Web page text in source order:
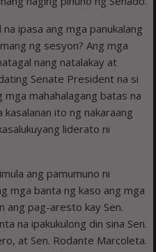
ipasa ang mga panukalang
ng sesyon? Ang mga
nang natalakay at
Senate President na si
mahahalagang batas na
kasalanan ito ng nakaraang
liderato ni
ang pamumuno ni
mga banta ng kaso ang mga
ang pag-aresto kay Sen.
na ipakukulong din sina Sen.
at Sen. Rodante Marcoleta.